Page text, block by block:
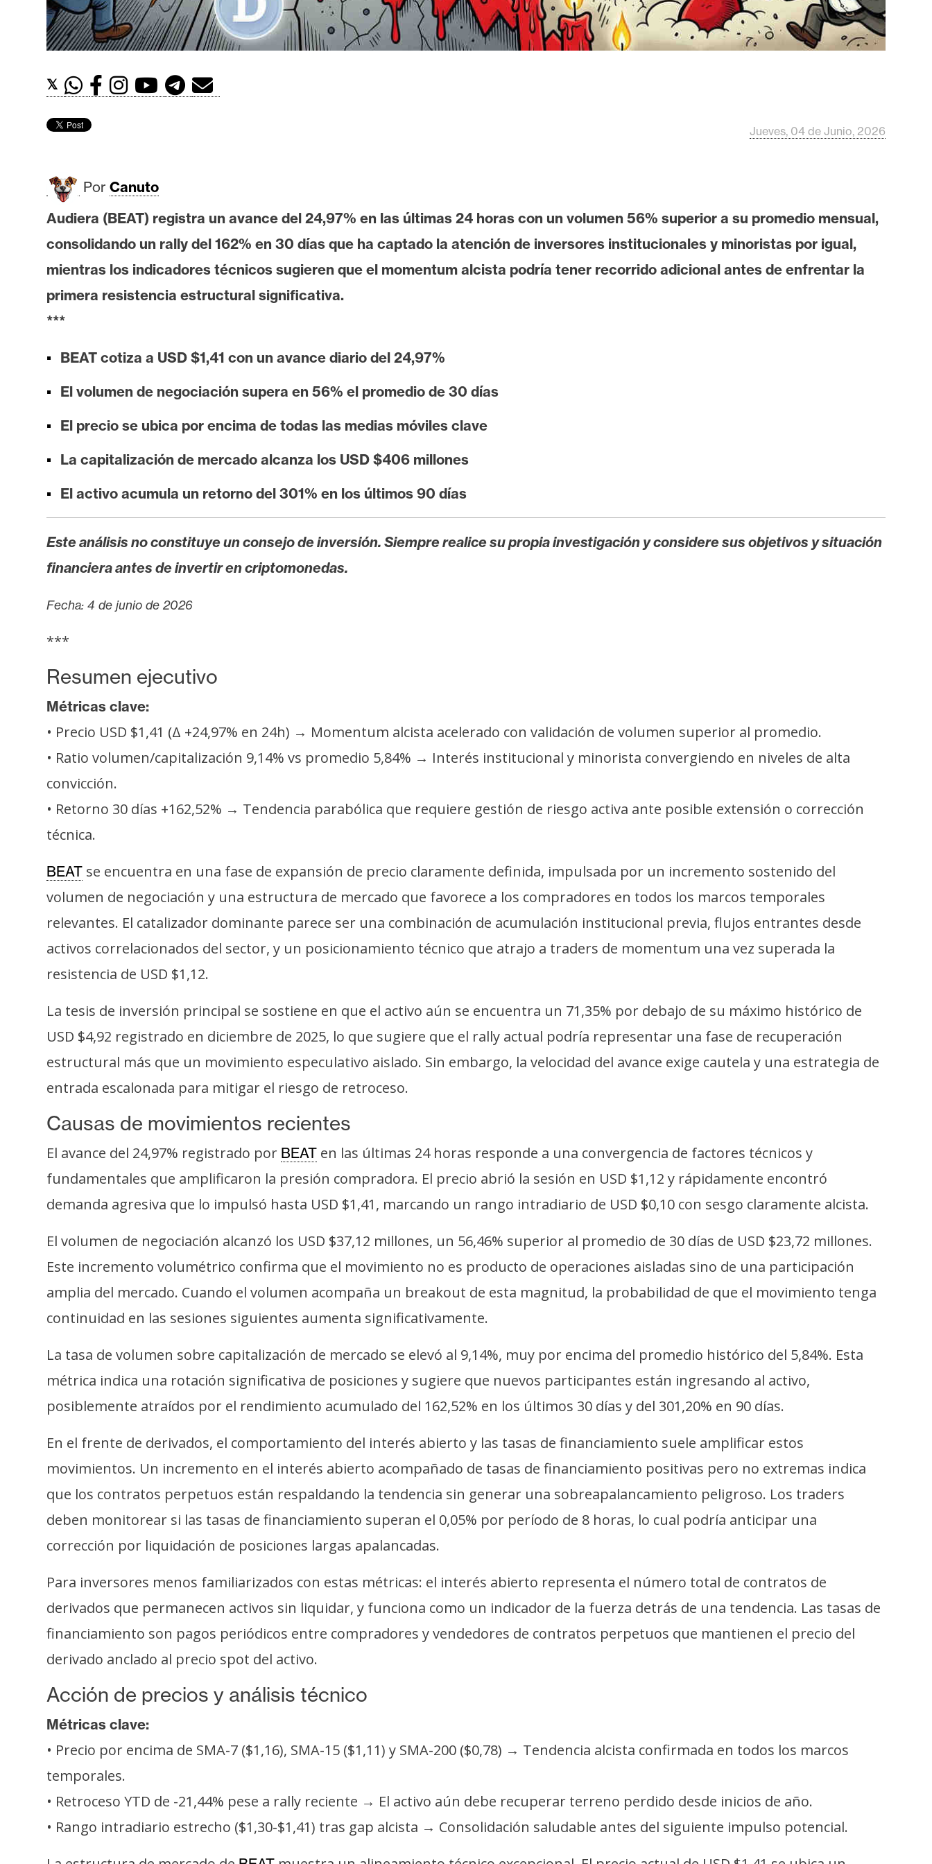
t
h
e
e
m
I
A
A
n
l
i
i
N
t
s
d
e
r
n
T
m
a
e
u
r
s
s
C
n
t
c
t
o
y
P
b
i
c
a
𝕏
Jueves, 04 de Junio, 2026
Por Canuto
Audiera (BEAT) registra un avance del 24,97% en las últimas 24 horas con un volumen 56% superior a su promedio mensual,
consolidando un rally del 162% en 30 días que ha captado la atención de inversores institucionales y minoristas por igual,
mientras los indicadores técnicos sugieren que el momentum alcista podría tener recorrido adicional antes de enfrentar la
primera resistencia estructural significativa.
***
BEAT cotiza a USD $1,41 con un avance diario del 24,97%
El volumen de negociación supera en 56% el promedio de 30 días
El precio se ubica por encima de todas las medias móviles clave
La capitalización de mercado alcanza los USD $406 millones
El activo acumula un retorno del 301% en los últimos 90 días
Este análisis no constituye un consejo de inversión. Siempre realice su propia investigación y considere sus objetivos y situación
financiera antes de invertir en criptomonedas.
Fecha: 4 de junio de 2026
***
Resumen ejecutivo
Métricas clave:
• Precio USD $1,41 (Δ +24,97% en 24h) → Momentum alcista acelerado con validación de volumen superior al promedio.
• Ratio volumen/capitalización 9,14% vs promedio 5,84% → Interés institucional y minorista convergiendo en niveles de alta
convicción.
• Retorno 30 días +162,52% → Tendencia parabólica que requiere gestión de riesgo activa ante posible extensión o corrección
técnica.
BEAT se encuentra en una fase de expansión de precio claramente definida, impulsada por un incremento sostenido del
volumen de negociación y una estructura de mercado que favorece a los compradores en todos los marcos temporales
relevantes. El catalizador dominante parece ser una combinación de acumulación institucional previa, flujos entrantes desde
activos correlacionados del sector, y un posicionamiento técnico que atrajo a traders de momentum una vez superada la
resistencia de USD $1,12.
La tesis de inversión principal se sostiene en que el activo aún se encuentra un 71,35% por debajo de su máximo histórico de
USD $4,92 registrado en diciembre de 2025, lo que sugiere que el rally actual podría representar una fase de recuperación
estructural más que un movimiento especulativo aislado. Sin embargo, la velocidad del avance exige cautela y una estrategia de
entrada escalonada para mitigar el riesgo de retroceso.
Causas de movimientos recientes
El avance del 24,97% registrado por BEAT en las últimas 24 horas responde a una convergencia de factores técnicos y
fundamentales que amplificaron la presión compradora. El precio abrió la sesión en USD $1,12 y rápidamente encontró
demanda agresiva que lo impulsó hasta USD $1,41, marcando un rango intradiario de USD $0,10 con sesgo claramente alcista.
El volumen de negociación alcanzó los USD $37,12 millones, un 56,46% superior al promedio de 30 días de USD $23,72 millones.
Este incremento volumétrico confirma que el movimiento no es producto de operaciones aisladas sino de una participación
amplia del mercado. Cuando el volumen acompaña un breakout de esta magnitud, la probabilidad de que el movimiento tenga
continuidad en las sesiones siguientes aumenta significativamente.
La tasa de volumen sobre capitalización de mercado se elevó al 9,14%, muy por encima del promedio histórico del 5,84%. Esta
métrica indica una rotación significativa de posiciones y sugiere que nuevos participantes están ingresando al activo,
posiblemente atraídos por el rendimiento acumulado del 162,52% en los últimos 30 días y del 301,20% en 90 días.
En el frente de derivados, el comportamiento del interés abierto y las tasas de financiamiento suele amplificar estos
movimientos. Un incremento en el interés abierto acompañado de tasas de financiamiento positivas pero no extremas indica
que los contratos perpetuos están respaldando la tendencia sin generar una sobreapalancamiento peligroso. Los traders
deben monitorear si las tasas de financiamiento superan el 0,05% por período de 8 horas, lo cual podría anticipar una
corrección por liquidación de posiciones largas apalancadas.
Para inversores menos familiarizados con estas métricas: el interés abierto representa el número total de contratos de
derivados que permanecen activos sin liquidar, y funciona como un indicador de la fuerza detrás de una tendencia. Las tasas de
financiamiento son pagos periódicos entre compradores y vendedores de contratos perpetuos que mantienen el precio del
derivado anclado al precio spot del activo.
Acción de precios y análisis técnico
Métricas clave:
• Precio por encima de SMA-7 ($1,16), SMA-15 ($1,11) y SMA-200 ($0,78) → Tendencia alcista confirmada en todos los marcos
temporales.
• Retroceso YTD de -21,44% pese a rally reciente → El activo aún debe recuperar terreno perdido desde inicios de año.
• Rango intradiario estrecho ($1,30-$1,41) tras gap alcista → Consolidación saludable antes del siguiente impulso potencial.